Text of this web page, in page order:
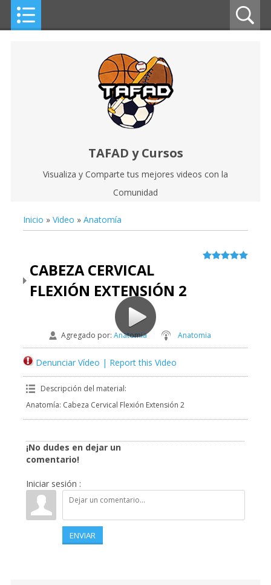
TAFAD y Cursos
Visualiza y Comparte tus mejores videos con la
Comunidad
Inicio » Video » Anatomía
CABEZA CERVICAL
FLEXIÓN EXTENSIÓN 2
Agregado por: Anatomia Anatomia
Denunciar Vídeo | Report this Video
Descripción del material:
Anatomía: Cabeza Cervical Flexión Extensión 2
¡No dudes en dejar un
comentario!
Iniciar sesión :
ENVIAR